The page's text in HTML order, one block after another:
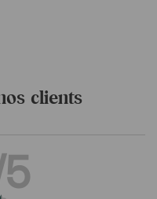
clients